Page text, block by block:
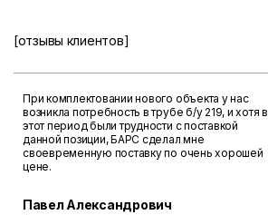
[отзывы клиентов]
При комплектовании нового объекта у нас
возникла потребность в трубе б/у 219, и хотя в
этот период были трудности с поставкой
данной позиции, БАРС сделал мне
своевременную поставку по очень хорошей
цене.
Павел Александрович